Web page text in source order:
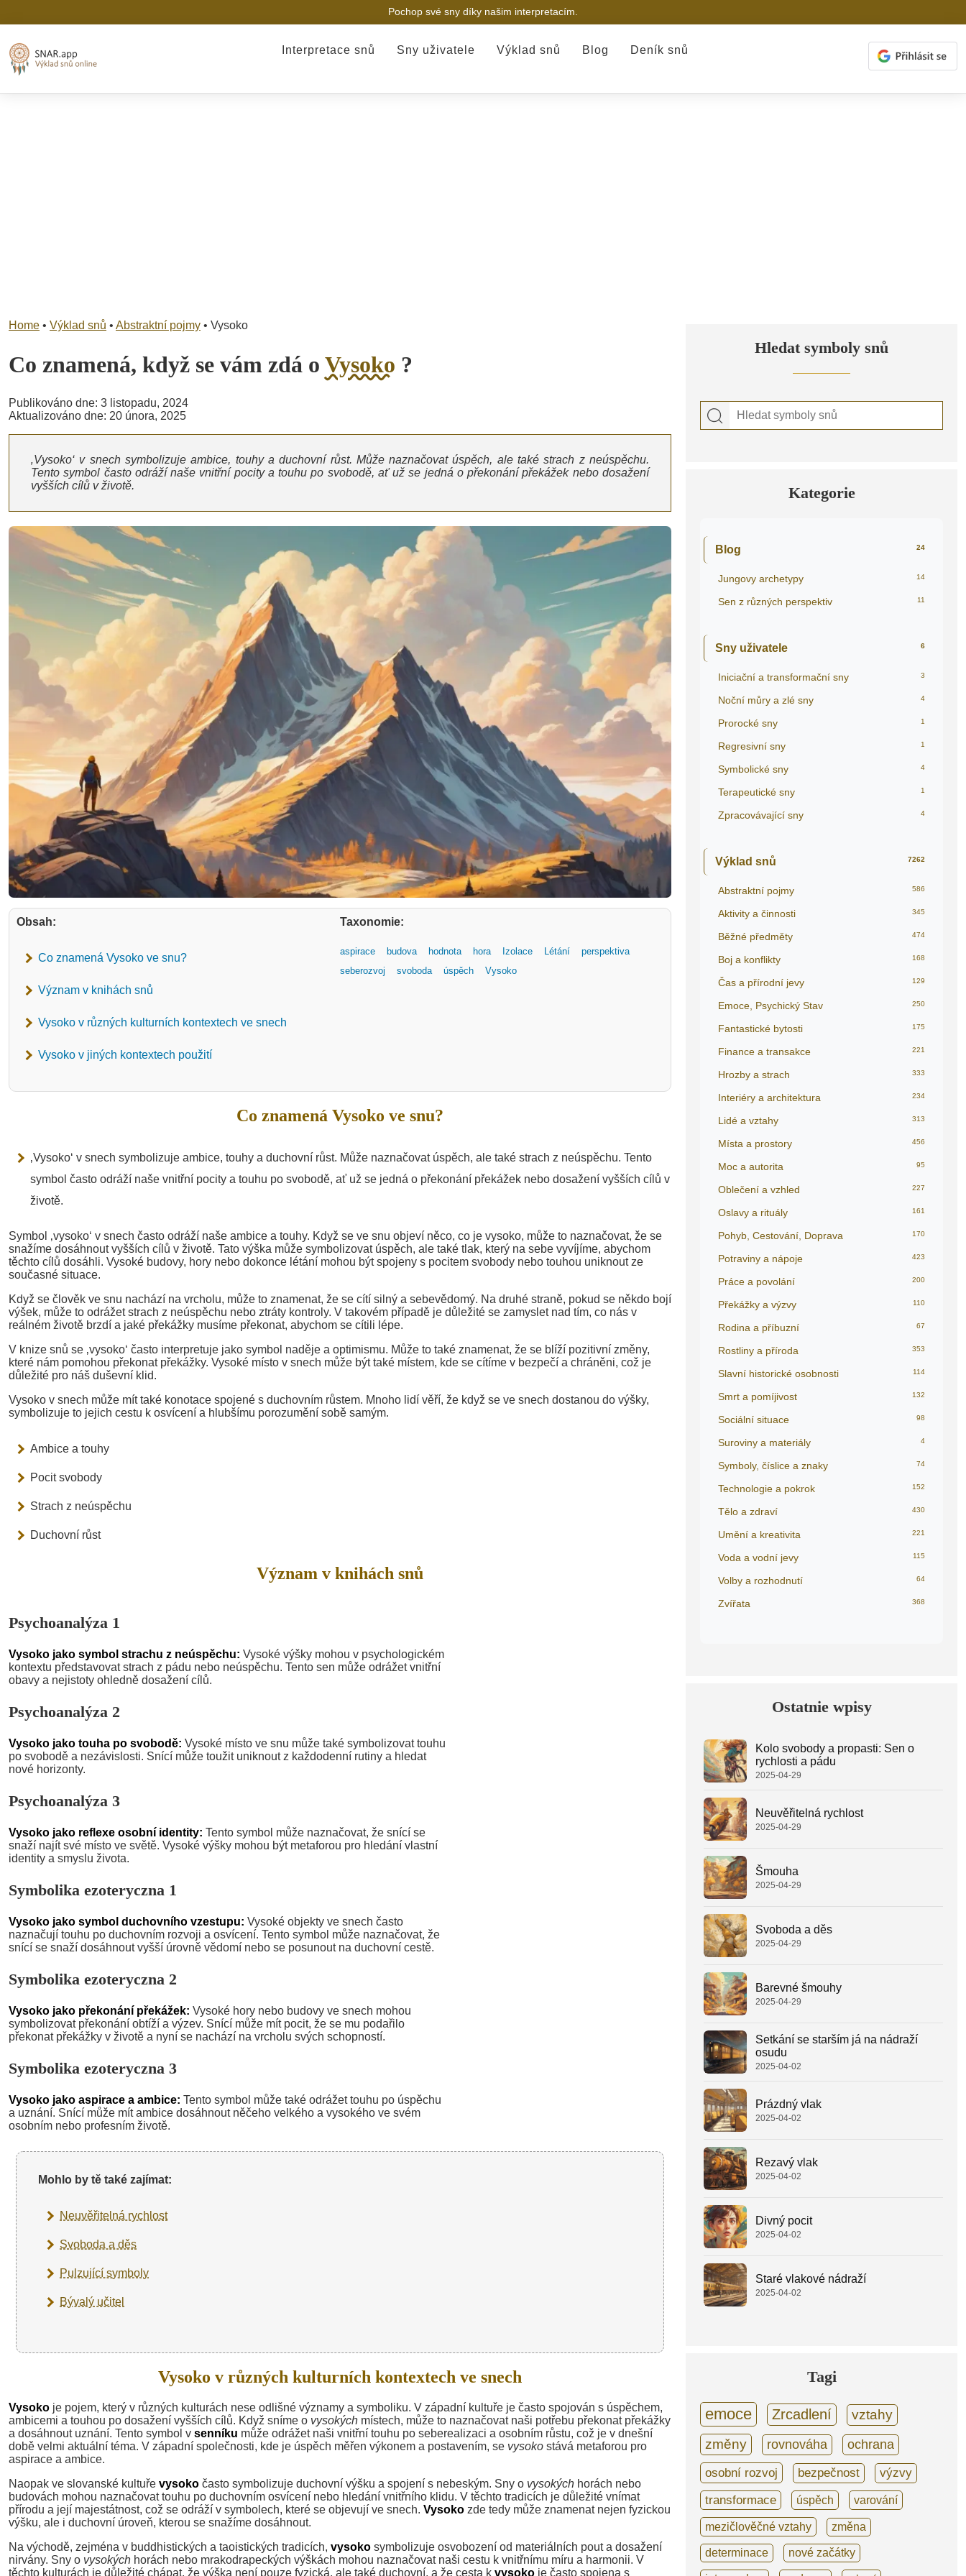
Pochop své sny díky našim interpretacím.
Interpretace snů Sny uživatele Výklad snů Blog Deník snů
Home • Výklad snů • Abstraktní pojmy • Vysoko
Co znamená, když se vám zdá o Vysoko ?
Publikováno dne: 3 listopadu, 2024
Aktualizováno dne: 20 února, 2025
‚Vysoko‘ v snech symbolizuje ambice, touhy a duchovní růst. Může naznačovat úspěch, ale také strach z neúspěchu.
Tento symbol často odráží naše vnitřní pocity a touhu po svobodě, ať už se jedná o překonání překážek nebo dosažení
vyšších cílů v životě.
Obsah:
Co znamená Vysoko ve snu?
Význam v knihách snů
Vysoko v různých kulturních kontextech ve snech
Vysoko v jiných kontextech použití
Taxonomie:
aspirace budova hodnota hora Izolace Létání
perspektiva
seberozvoj
svoboda úspěch Vysoko
Co znamená Vysoko ve snu?
‚Vysoko‘ v snech symbolizuje ambice, touhy a duchovní růst. Může naznačovat úspěch, ale také strach z neúspěchu. Tento
symbol často odráží naše vnitřní pocity a touhu po svobodě, ať už se jedná o překonání překážek nebo dosažení vyšších cílů v
životě.
Symbol ‚vysoko‘ v snech často odráží naše ambice a touhy. Když se ve snu objeví něco, co je vysoko, může to naznačovat, že se
snažíme dosáhnout vyšších cílů v životě. Tato výška může symbolizovat úspěch, ale také tlak, který na sebe vyvíjíme, abychom
těchto cílů dosáhli. Vysoké budovy, hory nebo dokonce létání mohou být spojeny s pocitem svobody nebo touhou uniknout ze
současné situace.
Když se člověk ve snu nachází na vrcholu, může to znamenat, že se cítí silný a sebevědomý. Na druhé straně, pokud se někdo bojí
výšek, může to odrážet strach z neúspěchu nebo ztráty kontroly. V takovém případě je důležité se zamyslet nad tím, co nás v
reálném životě brzdí a jaké překážky musíme překonat, abychom se cítili lépe.
V knize snů se ‚vysoko‘ často interpretuje jako symbol naděje a optimismu. Může to také znamenat, že se blíží pozitivní změny,
které nám pomohou překonat překážky. Vysoké místo v snech může být také místem, kde se cítíme v bezpečí a chráněni, což je
důležité pro náš duševní klid.
Vysoko v snech může mít také konotace spojené s duchovním růstem. Mnoho lidí věří, že když se ve snech dostanou do výšky,
symbolizuje to jejich cestu k osvícení a hlubšímu porozumění sobě samým.
Ambice a touhy
Pocit svobody
Strach z neúspěchu
Duchovní růst
Význam v knihách snů
Psychoanalýza 1
Vysoko jako symbol strachu z neúspěchu: Vysoké výšky mohou v psychologickém
kontextu představovat strach z pádu nebo neúspěchu. Tento sen může odrážet vnitřní
obavy a nejistoty ohledně dosažení cílů.
Psychoanalýza 2
Vysoko jako touha po svobodě: Vysoké místo ve snu může také symbolizovat touhu
po svobodě a nezávislosti. Snící může toužit uniknout z každodenní rutiny a hledat
nové horizonty.
Psychoanalýza 3
Vysoko jako reflexe osobní identity: Tento symbol může naznačovat, že snící se
snaží najít své místo ve světě. Vysoké výšky mohou být metaforou pro hledání vlastní
identity a smyslu života.
Symbolika ezoteryczna 1
Vysoko jako symbol duchovního vzestupu: Vysoké objekty ve snech často
naznačují touhu po duchovním rozvoji a osvícení. Tento symbol může naznačovat, že
snící se snaží dosáhnout vyšší úrovně vědomí nebo se posunout na duchovní cestě.
Symbolika ezoteryczna 2
Vysoko jako překonání překážek: Vysoké hory nebo budovy ve snech mohou
symbolizovat překonání obtíží a výzev. Snící může mít pocit, že se mu podařilo
překonat překážky v životě a nyní se nachází na vrcholu svých schopností.
Symbolika ezoteryczna 3
Vysoko jako aspirace a ambice: Tento symbol může také odrážet touhu po úspěchu
a uznání. Snící může mít ambice dosáhnout něčeho velkého a vysokého ve svém
osobním nebo profesním životě.
Mohlo by tě také zajímat:
Neuvěřitelná rychlost
Svoboda a děs
Pulzující symboly
Bývalý učitel
Vysoko v různých kulturních kontextech ve snech
Vysoko je pojem, který v různých kulturách nese odlišné významy a symboliku. V západní kultuře je často spojován s úspěchem,
ambicemi a touhou po dosažení vyšších cílů. Když sníme o vysokých místech, může to naznačovat naši potřebu překonat překážky
a dosáhnout uznání. Tento symbol v senníku může odrážet naši vnitřní touhu po seberealizaci a osobním růstu, což je v dnešní
době velmi aktuální téma. V západní společnosti, kde je úspěch měřen výkonem a postavením, se vysoko stává metaforou pro
aspirace a ambice.
Naopak ve slovanské kultuře vysoko často symbolizuje duchovní výšku a spojení s nebeským. Sny o vysokých horách nebo
budovách mohou naznačovat touhu po duchovním osvícení nebo hledání vnitřního klidu. V těchto tradicích je důležité vnímat
přírodu a její majestátnost, což se odráží v symbolech, které se objevují ve snech. Vysoko zde tedy může znamenat nejen fyzickou
výšku, ale i duchovní úroveň, kterou se snažíme dosáhnout.
Na východě, zejména v buddhistických a taoistických tradicích, vysoko symbolizuje osvobození od materiálních pout a dosažení
nirvány. Sny o vysokých horách nebo mrakodrapeckých výškách mohou naznačovat naši cestu k vnitřnímu míru a harmonii. V
těchto kulturách je důležité chápat, že výška není pouze fyzická, ale také duchovní, a že cesta k vysoko je často spojena s
Hledat symboly snů
Kategorie
Blog 24
Jungovy archetypy 14
Sen z různých perspektiv 11
Sny uživatele 6
Iniciační a transformační sny 3
Noční můry a zlé sny 4
Prorocké sny 1
Regresivní sny 1
Symbolické sny 4
Terapeutické sny 1
Zpracovávající sny 4
Výklad snů 7262
Abstraktní pojmy 586
Aktivity a činnosti 345
Běžné předměty 474
Boj a konflikty 168
Čas a přírodní jevy 129
Emoce, Psychický Stav 250
Fantastické bytosti 175
Finance a transakce 221
Hrozby a strach 333
Interiéry a architektura 234
Lidé a vztahy 313
Místa a prostory 456
Moc a autorita 95
Oblečení a vzhled 227
Oslavy a rituály 161
Pohyb, Cestování, Doprava 170
Potraviny a nápoje 423
Práce a povolání 200
Překážky a výzvy 110
Rodina a příbuzní 67
Rostliny a příroda 353
Slavní historické osobnosti 114
Smrt a pomíjivost 132
Sociální situace 98
Suroviny a materiály 4
Symboly, číslice a znaky 74
Technologie a pokrok 152
Tělo a zdraví 430
Umění a kreativita 221
Voda a vodní jevy 115
Volby a rozhodnutí 64
Zvířata 368
Ostatnie wpisy
Kolo svobody a propasti: Sen o
rychlosti a pádu
2025-04-29
Neuvěřitelná rychlost
2025-04-29
Šmouha
2025-04-29
Svoboda a děs
2025-04-29
Barevné šmouhy
2025-04-29
Setkání se starším já na nádraží
osudu
2025-04-02
Prázdný vlak
2025-04-02
Rezavý vlak
2025-04-02
Divný pocit
2025-04-02
Staré vlakové nádraží
2025-04-02
Tagi
emoce Zrcadlení
vztahy
změny
rovnováha
ochrana
osobní rozvoj
bezpečnost výzvy
transformace úspěch varování
mezičlověčné vztahy změna
determinace nové začátky